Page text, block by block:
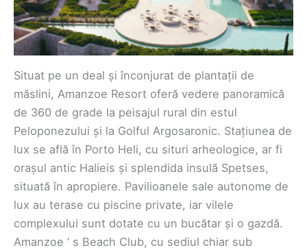
Situat pe un deal și înconjurat de plantații de
măslini, Amanzoe Resort oferă vedere panoramică
de 360 de grade la peisajul rural din estul
Peloponezului și la Golful Argosaronic. Stațiunea de
lux se află în Porto Heli, cu situri arheologice, ar fi
orașul antic Halieis și splendida insulă Spetses,
situată în apropiere. Pavilioanele sale autonome de
lux au terase cu piscine private, iar vilele
complexului sunt dotate cu un bucătar și o gazdă.
Amanzoe ‘ s Beach Club, cu sediul chiar sub